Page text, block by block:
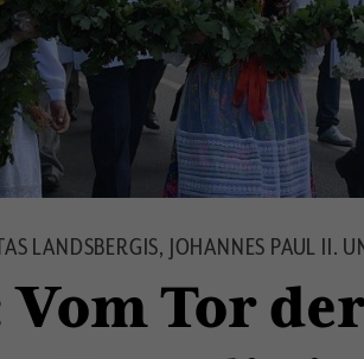
LANDSBERGIS, JOHANNES PAUL II.
Tor